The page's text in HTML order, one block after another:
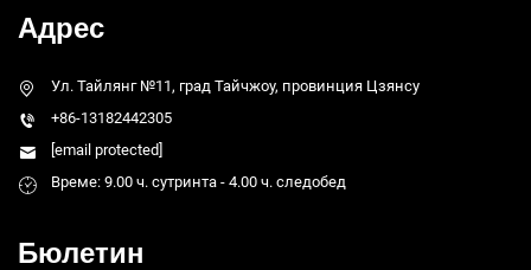
Адрес
Ул. Тайлянг №11, град Тайчжоу, провинция Цзянсу
+86-13182442305
[email protected]
Време: 9.00 ч. сутринта - 4.00 ч. следобед
Бюлетин